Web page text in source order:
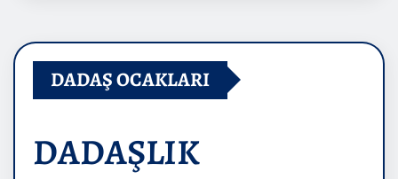
DADAŞ OCAKLARI
DADAŞLIK